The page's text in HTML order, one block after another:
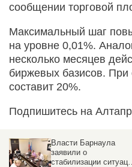
сообщении торговой
Максимальный шаг
на уровне 0,01%.
несколько месяцев
биржевых базисов.
составит 20%.
Подпишитесь на
Власти Барнаула
заявили о
стабилизации ситуации